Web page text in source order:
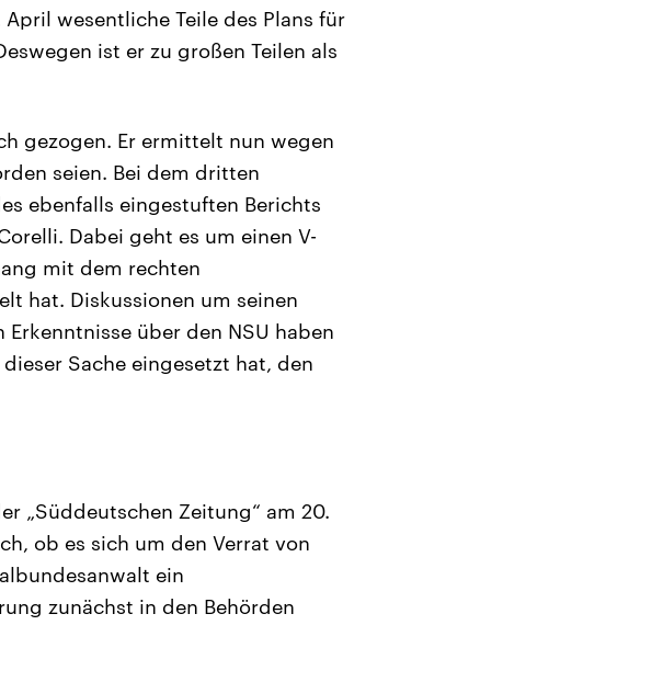
wesentliche Teile des Plans für
ist er zu großen Teilen als
gezogen. Er ermittelt nun wegen
seien. Bei dem dritten
ebenfalls eingestuften Berichts
Dabei geht es um einen V-
mit dem rechten
hat. Diskussionen um seinen
über den NSU haben
Sache eingesetzt hat, den
„Süddeutschen Zeitung“ am 20.
ob es sich um den Verrat von
ein
zunächst in den Behörden